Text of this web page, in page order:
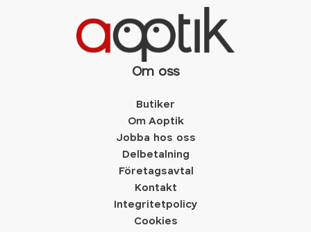
Om oss
Butiker
Om Aoptik
Jobba hos oss
Delbetalning
Företagsavtal
Kontakt
Integritetpolicy
Cookies